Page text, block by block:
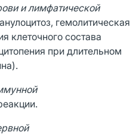
и лимфатической
гемолитическая
клеточного состава
при длительном